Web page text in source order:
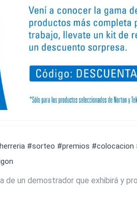
#sorteo #premios #colocacion
un demostrador que exhibirá y